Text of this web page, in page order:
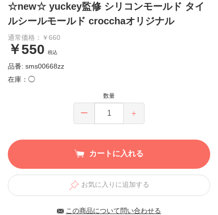
☆new☆ yuckey監修 シリコンモールド タイ
ルシールモールド crocchaオリジナル
通常価格：￥660
￥550 税込
品番: sms00668zz
在庫：◯
数量
ー ＋
カートに入れる
お気に入りに追加する
この商品について問い合わせる